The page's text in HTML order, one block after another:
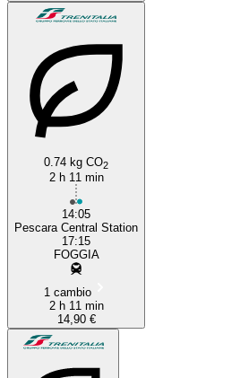
0.74 kg CO2
2 h 11 min
14:05
Pescara Central Station
17:15
FOGGIA
1 cambio
2 h 11 min
14,90 €